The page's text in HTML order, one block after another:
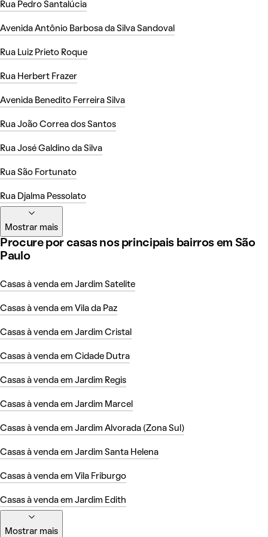
Rua Pedro Santalúcia
Avenida Antônio Barbosa da Silva Sandoval
Rua Luiz Prieto Roque
Rua Herbert Frazer
Avenida Benedito Ferreira Silva
Rua João Correa dos Santos
Rua José Galdino da Silva
Rua São Fortunato
Rua Djalma Pessolato
Mostrar mais
Procure por casas nos principais bairros em São
Paulo
Casas à venda em Jardim Satelite
Casas à venda em Vila da Paz
Casas à venda em Jardim Cristal
Casas à venda em Cidade Dutra
Casas à venda em Jardim Regis
Casas à venda em Jardim Marcel
Casas à venda em Jardim Alvorada (Zona Sul)
Casas à venda em Jardim Santa Helena
Casas à venda em Vila Friburgo
Casas à venda em Jardim Edith
Mostrar mais